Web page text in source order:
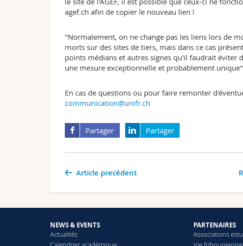
agef.ch afin de copier le nouveau lien !
"Normalement, on ne change pas les liens lors de
morts sur des sites de tiers, mais dans ce cas
points médians et autres signes qu'il faudrait éviter
une mesure exceptionnelle et probablement
En cas de questions ou pour faire remonter
communication@unifr.ch
Partager Partager
Article precédent
NEWS & EVENTS
Actualités
PARTENAIRES
Associations